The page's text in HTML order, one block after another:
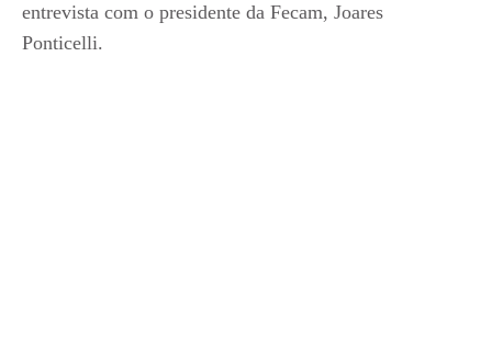
entrevista com o presidente da Fecam, Joares
Ponticelli.